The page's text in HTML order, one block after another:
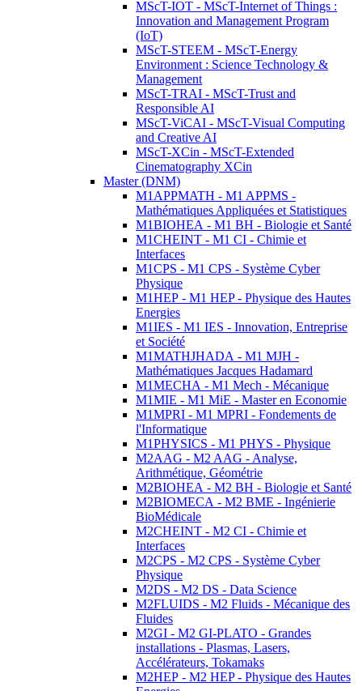
MScT-IOT - MScT-Internet of Things :
Innovation and Management Program
(IoT)
MScT-STEEM - MScT-Energy
Environment : Science Technology &
Management
MScT-TRAI - MScT-Trust and
Responsible AI
MScT-ViCAI - MScT-Visual Computing
and Creative AI
MScT-XCin - MScT-Extended
Cinematography XCin
Master (DNM)
M1APPMATH - M1 APPMS -
Mathématiques Appliquées et Statistiques
M1BIOHEA - M1 BH - Biologie et Santé
M1CHEINT - M1 CI - Chimie et
Interfaces
M1CPS - M1 CPS - Système Cyber
Physique
M1HEP - M1 HEP - Physique des Hautes
Energies
M1IES - M1 IES - Innovation, Entreprise
et Société
M1MATHJHADA - M1 MJH -
Mathématiques Jacques Hadamard
M1MECHA - M1 Mech - Mécanique
M1MIE - M1 MiE - Master en Economie
M1MPRI - M1 MPRI - Fondements de
l'Informatique
M1PHYSICS - M1 PHYS - Physique
M2AAG - M2 AAG - Analyse,
Arithmétique, Géométrie
M2BIOHEA - M2 BH - Biologie et Santé
M2BIOMECA - M2 BME - Ingénierie
BioMédicale
M2CHEINT - M2 CI - Chimie et
Interfaces
M2CPS - M2 CPS - Système Cyber
Physique
M2DS - M2 DS - Data Science
M2FLUIDS - M2 Fluids - Mécanique des
Fluides
M2GI - M2 GI-PLATO - Grandes
installations - Plasmas, Lasers,
Accélérateurs, Tokamaks
M2HEP - M2 HEP - Physique des Hautes